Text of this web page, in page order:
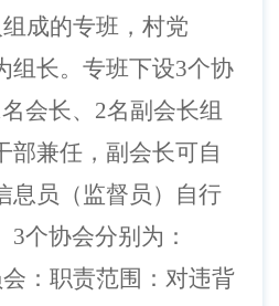
成的专班，村党
组长。专班下设3个协
会长、2名副会长组
部兼任，副会长可自
息员（监督员）自行
个协会分别为：
：职责范围：对违背